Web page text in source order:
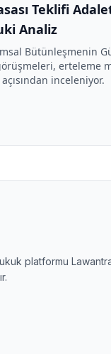
Teklifi
Analiz
Bütünleşmenin
erteleme
inceleniyor.
platformu